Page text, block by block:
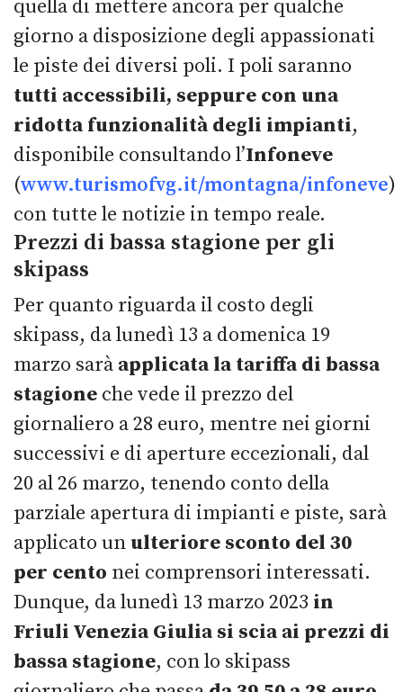
quella di mettere ancora per qualche
giorno a disposizione degli appassionati
le piste dei diversi poli. I poli saranno
tutti accessibili, seppure con una
ridotta funzionalità degli impianti,
disponibile consultando l’Infoneve
(www.turismofvg.it/montagna/infoneve)
con tutte le notizie in tempo reale.
Prezzi di bassa stagione per gli
skipass
Per quanto riguarda il costo degli
skipass, da lunedì 13 a domenica 19
marzo sarà applicata la tariffa di bassa
stagione che vede il prezzo del
giornaliero a 28 euro, mentre nei giorni
successivi e di aperture eccezionali, dal
20 al 26 marzo, tenendo conto della
parziale apertura di impianti e piste, sarà
applicato unulteriore sconto del 30
per cento nei comprensori interessati.
Dunque, da lunedì 13 marzo 2023 in
Friuli Venezia Giulia si scia ai prezzi di
bassa stagione, con lo skipass